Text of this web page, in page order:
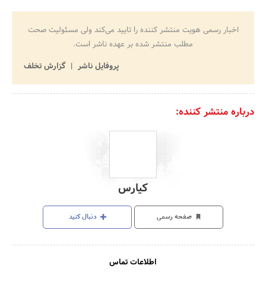
اخبار رسمی هویت منتشر کننده را تایید می‌کند ولی مسئولیت صحت
مطلب منتشر شده بر عهده ناشر است.
پروفایل ناشر
گزارش تخلف
درباره منتشر کننده:
کیارس
صفحه رسمی دنبال کنید
اطلاعات تماس